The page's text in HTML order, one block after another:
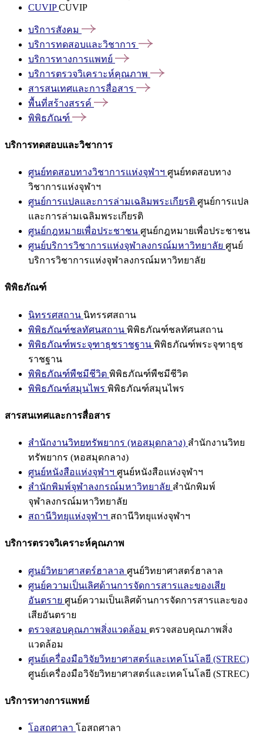
CUVIPCUVIP
บริการสังคม
บริการทดสอบและวิชาการ
บริการทางการแพทย์
บริการตรวจวิเคราะห์คุณภาพ
สารสนเทศและการสื่อสาร
พื้นที่สร้างสรรค์
พิพิธภัณฑ์
บริการทดสอบและวิชาการ
ศูนย์ทดสอบทางวิชาการแห่งจุฬาฯ ศูนย์ทดสอบทาง
วิชาการแห่งจุฬาฯ
ศูนย์การแปลและการล่ามเฉลิมพระเกียรติ ศูนย์การแปล
และการล่ามเฉลิมพระเกียรติ
ศูนย์กฎหมายเพื่อประชาชน ศูนย์กฎหมายเพื่อประชาชน
ศูนย์บริการวิชาการแห่งจุฬาลงกรณ์มหาวิทยาลัย ศูนย์
บริการวิชาการแห่งจุฬาลงกรณ์มหาวิทยาลัย
พิพิธภัณฑ์
นิทรรศสถาน นิทรรศสถาน
พิพิธภัณฑ์ชลทัศนสถาน พิพิธภัณฑ์ชลทัศนสถาน
พิพิธภัณฑ์พระจุฑาธุชราชฐาน พิพิธภัณฑ์พระจุฑาธุช
ราชฐาน
พิพิธภัณฑ์พืชมีชีวิต พิพิธภัณฑ์พืชมีชีวิต
พิพิธภัณฑ์สมุนไพร พิพิธภัณฑ์สมุนไพร
สารสนเทศและการสื่อสาร
สำนักงานวิทยทรัพยากร (หอสมุดกลาง) สำนักงานวิทย
ทรัพยากร (หอสมุดกลาง)
ศูนย์หนังสือแห่งจุฬาฯ ศูนย์หนังสือแห่งจุฬาฯ
สำนักพิมพ์จุฬาลงกรณ์มหาวิทยาลัย สำนักพิมพ์
จุฬาลงกรณ์มหาวิทยาลัย
สถานีวิทยุแห่งจุฬาฯ สถานีวิทยุแห่งจุฬาฯ
บริการตรวจวิเคราะห์คุณภาพ
ศูนย์วิทยาศาสตร์ฮาลาล ศูนย์วิทยาศาสตร์ฮาลาล
ศูนย์ความเป็นเลิศด้านการจัดการสารและของเสีย
อันตราย ศูนย์ความเป็นเลิศด้านการจัดการสารและของ
เสียอันตราย
ตรวจสอบคุณภาพสิ่งแวดล้อม ตรวจสอบคุณภาพสิ่ง
แวดล้อม
ศูนย์เครื่องมือวิจัยวิทยาศาสตร์และเทคโนโลยี (STREC)
ศูนย์เครื่องมือวิจัยวิทยาศาสตร์และเทคโนโลยี (STREC)
บริการทางการแพทย์
โอสถศาลา โอสถศาลา